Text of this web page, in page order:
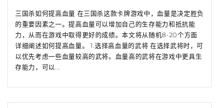
三国杀如何提高血量 在三国杀这款卡牌游戏中，血量是决定胜负
的重要因素之一。提高血量可以增加自己的生存能力和抵抗能
力，从而在游戏中取得更好的成绩。本文将从随机8-20个方面
详细阐述如何提高血量。 1.选择高血量的武将 在选择武将时，可
以优先考虑一些血量较高的武将。血量高的武将在游戏中更具生
存能力，可以...